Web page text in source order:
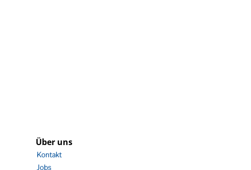
Über uns
Kontakt
Jobs